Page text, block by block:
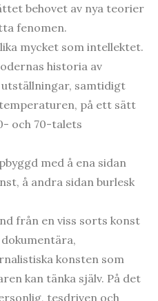
behovet av nya teorier
fenomen.
mycket som intellektet.
historia av
samtidigt
på ett sätt
och 70-talets
med å ena sidan
å andra sidan burlesk
från en viss sorts konst
konsten som
kan tänka själv. På det
tesdriven och